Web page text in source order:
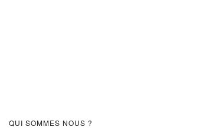
QUI SOMMES NOUS ?